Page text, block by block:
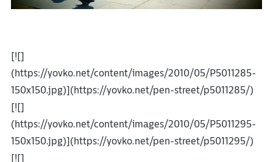
[![]
(https://yovko.net/content/images/2010/05/P5011285-
150x150.jpg)](https://yovko.net/pen-street/p5011285/)
[![]
(https://yovko.net/content/images/2010/05/P5011295-
150x150.jpg)](https://yovko.net/pen-street/p5011295/)
[![]